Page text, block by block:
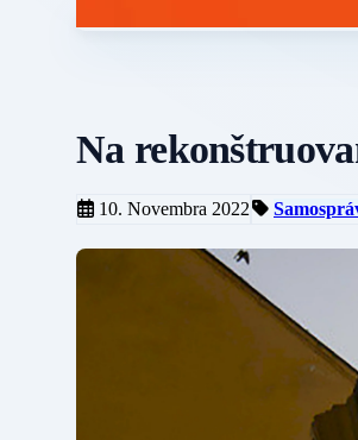
Na
10. Novembra 2022